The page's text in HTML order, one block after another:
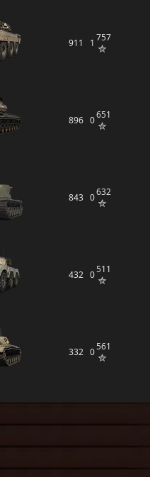
911 1 757
896 0651
843 0632
432 0511
332 0561